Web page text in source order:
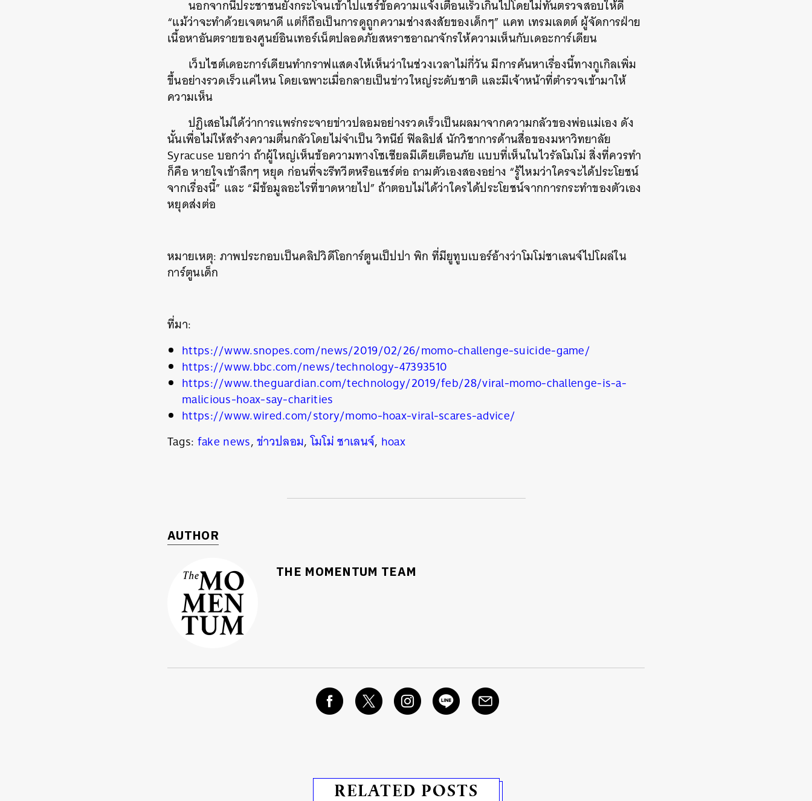
นอกจากนี้ประชาชนยังกระโจนเข้าไปแชร์ข้อความแจ้งเตือนเร็วเกินไปโดยไม่ทันตรวจสอบให้ดี
“แม้ว่าจะทำด้วยเจตนาดี แต่ก็ถือเป็นการดูถูกความช่างสงสัยของเด็กๆ” แคท เทรมเลตต์ ผู้จัดการฝ่าย
เนื้อหาอันตรายของศูนย์อินเทอร์เน็ตปลอดภัยสหราชอาณาจักรให้ความเห็นกับเดอะการ์เดียน
เว็บไซต์เดอะการ์เดียนทำกราฟแสดงให้เห็นว่าในช่วงเวลาไม่กี่วัน มีการค้นหาเรื่องนี้ทางกูเกิลเพิ่ม
ขึ้นอย่างรวดเร็วแค่ไหน โดยเฉพาะเมื่อกลายเป็นข่าวใหญ่ระดับชาติ และมีเจ้าหน้าที่ตำรวจเข้ามาให้
ความเห็น
ปฏิเสธไม่ได้ว่าการแพร่กระจายข่าวปลอมอย่างรวดเร็วเป็นผลมาจากความกลัวของพ่อแม่เอง ดัง
นั้นเพื่อไม่ให้สร้างความตื่นกลัวโดยไม่จำเป็น วิทนีย์ ฟิลลิปส์ นักวิชาการด้านสื่อของมหาวิทยาลัย
Syracuse บอกว่า ถ้าผู้ใหญ่เห็นข้อความทางโซเชียลมีเดียเตือนภัย แบบที่เห็นในไวรัลโมโม่ สิ่งที่ควรทำ
ก็คือ หายใจเข้าลึกๆ หยุด ก่อนที่จะรีทวีตหรือแชร์ต่อ ถามตัวเองสองอย่าง “รู้ไหมว่าใครจะได้ประโยชน์
จากเรื่องนี้” และ “มีข้อมูลอะไรที่ขาดหายไป” ถ้าตอบไม่ได้ว่าใครได้ประโยชน์จากการกระทำของตัวเอง
หยุดส่งต่อ
หมายเหตุ: ภาพประกอบเป็นคลิปวิดีโอการ์ตูนเป็ปปา พิก ที่มียูทูบเบอร์อ้างว่าโมโม่ชาเลนจ์ไปโผล่ใน
การ์ตูนเด็ก
ที่มา:
https://www.snopes.com/news/2019/02/26/momo-challenge-suicide-game/
https://www.bbc.com/news/technology-47393510
https://www.theguardian.com/technology/2019/feb/28/viral-momo-challenge-is-a-
malicious-hoax-say-charities
https://www.wired.com/story/momo-hoax-viral-scares-advice/
Tags: fake news,ข่าวปลอม,โมโม่ ชาเลนจ์, hoax
AUTHOR
THE MOMENTUM TEAM
RELATED POSTS
ค้นหา
SHARE TWEET LINE EMAIL